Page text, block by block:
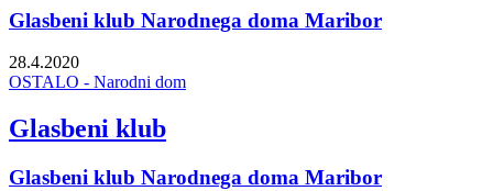
Glasbeni klub Narodnega doma Maribor
28.4.2020
OSTALO - Narodni dom
Glasbeni klub
Glasbeni klub Narodnega doma Maribor